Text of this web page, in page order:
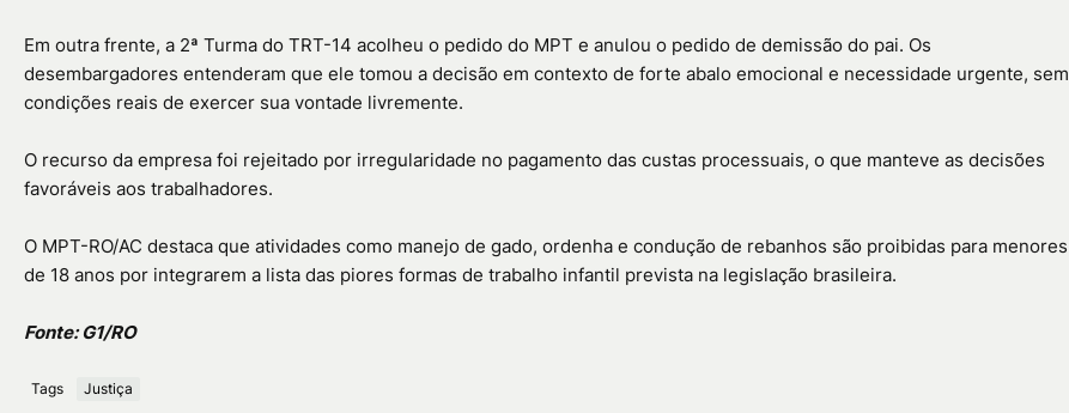
Em outra frente, a 2ª Turma do TRT-14 acolheu o pedido do MPT e anulou o pedido de demissão do pai. Os
desembargadores entenderam que ele tomou a decisão em contexto de forte abalo emocional e necessidade urgente, sem
condições reais de exercer sua vontade livremente.
O recurso da empresa foi rejeitado por irregularidade no pagamento das custas processuais, o que manteve as decisões
favoráveis aos trabalhadores.
O MPT-RO/AC destaca que atividades como manejo de gado, ordenha e condução de rebanhos são proibidas para menores
de 18 anos por integrarem a lista das piores formas de trabalho infantil prevista na legislação brasileira.
Fonte: G1/RO
Tags Justiça